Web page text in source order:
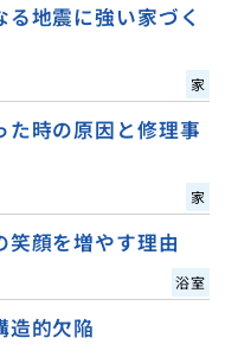
地震に強い家づく
家
た時の原因と修理事
家
笑顔を増やす理由
浴室
造的欠陥